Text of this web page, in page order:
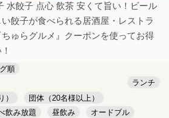
水餃子 点心 飲茶 安くて旨い！ビール
餃子が食べられる居酒屋・レストラ
ゅらグルメ』クーポンを使ってお得
順
ランチ
団体（20名様以上）
飲み放題 昼飲み
オードブル